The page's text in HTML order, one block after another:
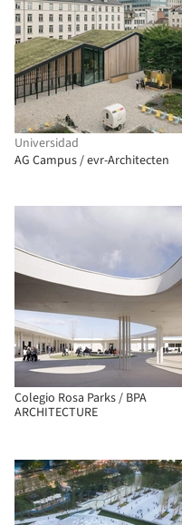
Universidad
AG Campus / evr-Architecten
Colegio Rosa Parks / BPA
ARCHITECTURE